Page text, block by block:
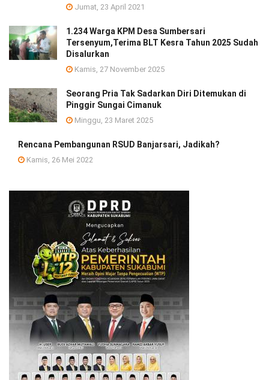
Jumat, 23 April 2021
1.234 Warga KPM Desa Sumbersari
Tersenyum,Terima BLT Kesra Tahun 2025 Sudah
Disalurkan
Kamis, 27 November 2025
Seorang Pria Tak Sadarkan Diri Ditemukan di
Pinggir Sungai Cimanuk
Minggu, 23 Maret 2025
Rencana Pembangunan RSUD Banjarsari, Jadikah?
Kamis, 26 Mei 2022